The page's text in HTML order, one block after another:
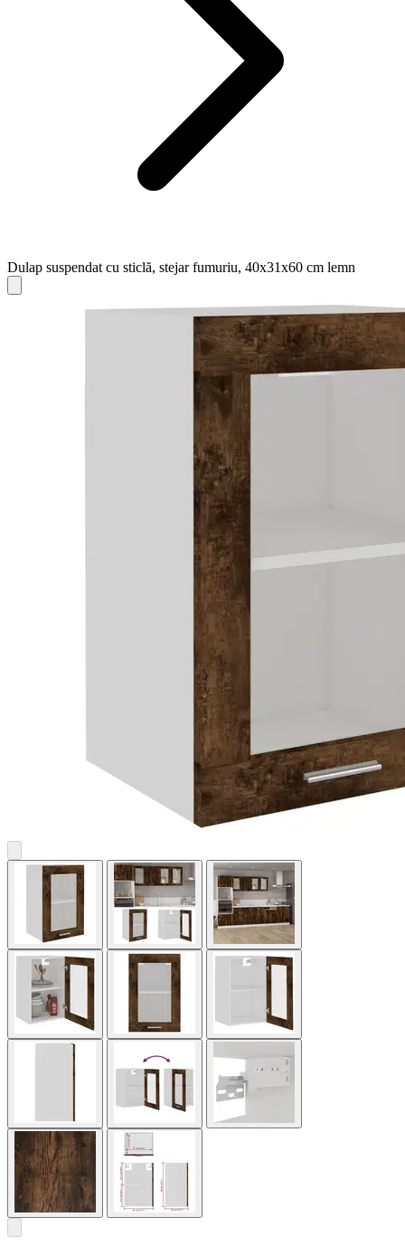
Dulap suspendat cu sticlă, stejar fumuriu, 40x31x60 cm lemn